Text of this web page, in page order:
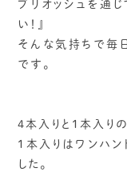
ブリオッシュを通
い！』
そんな気持ちで毎
です。
4本入りと1本入り
1本入りはワンハン
した。